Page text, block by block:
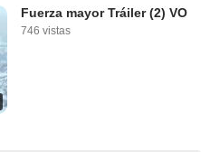
Fuerza mayor Tráiler (2) VO
746 vistas